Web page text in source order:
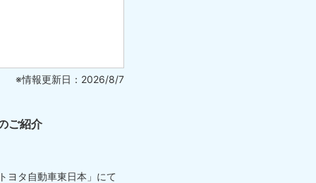
※情報更新日：2026/8/7
ご紹介
ヨタ自動車東日本」にて